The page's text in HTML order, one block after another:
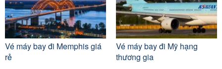
Vé máy bay đi Memphis giá
rẻ
Vé máy bay đi Mỹ hạng
thương gia